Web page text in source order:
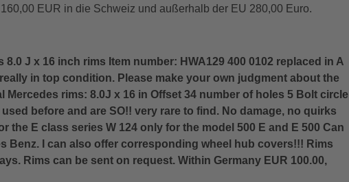
EUR in die Schweiz und außerhalb der EU 280,00 Euro.
J x 16 inch rims Item number: HWA129 400 0102 replaced in A
in top condition. Please make your own judgment about the
rims: 8.0J x 16 in Offset 34 number of holes 5 Bolt circle
before and are SO!! very rare to find. No damage, no quirks
E class series W 124 only for the model 500 E and E 500 Can
Benz. I can also offer corresponding wheel hub covers!!! Rims
Rims can be sent on request. Within Germany EUR 100.00,